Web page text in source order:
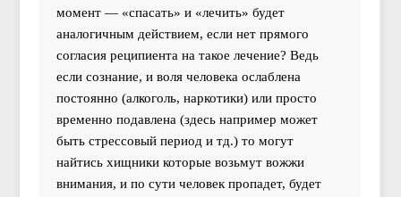
момент — «спасать» и «лечить» будет
аналогичным действием, если нет прямого
согласия реципиента на такое лечение? Ведь
если сознание, и воля человека ослаблена
постоянно (алкоголь, наркотики) или просто
временно подавлена (здесь например может
быть стрессовый период и тд.) то могут
найтись хищники которые возьмут вожжи
внимания, и по сути человек пропадет, будет